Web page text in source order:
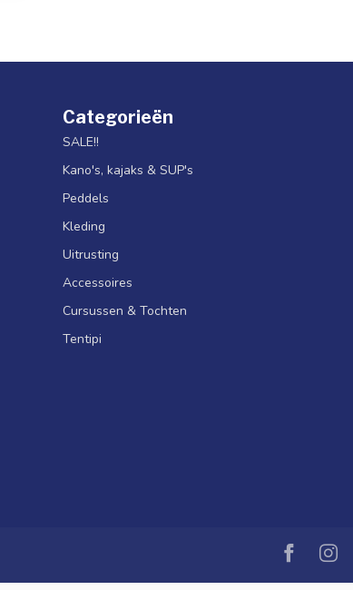
Categorieën
SALE!!
Kano's, kajaks & SUP's
Peddels
Kleding
Uitrusting
Accessoires
Cursussen & Tochten
Tentipi